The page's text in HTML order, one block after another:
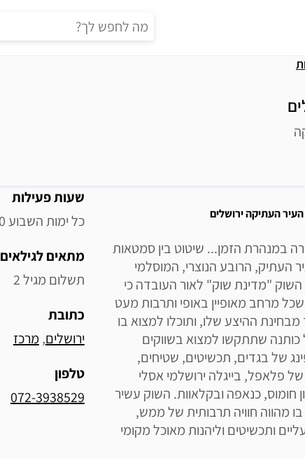
העתיקה ירושלים
במנהרת הזמן... שיטוט בין סמטאות
העתיק, הרובע הנוצרי, המוסלמי
"מדינת שוק" לאור העובדה כי
מרחב מאופיין באופי ותרבות מעט
ההיצע שלו, ותוכלו למצוא בו
כותנה שתתקשו למצוא בשווקים
של בגדים, תכשיטים, שטיחים,
פלאפל, בייגלה ירושלמי אסלי
חומוס, כנאפה ובקלאוות. השוק עשיר
בו מהווה חוויה תרבותית של ממש,
ותכשיטים וליהנות מאוכל מקומי
מידע נוסף
שעות פעילות
כל ימות השבוע 9:30 עד 17:00
מתאים לגילאים
תשלום מגיל 2
כתובת
ירושלים, מרכז
טלפון
072-3938529